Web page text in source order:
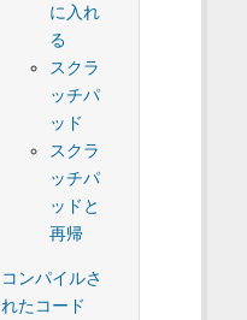
に入れ
る
スクラ
ッチパ
ッド
スクラ
ッチパ
ッドと
再帰
コンパイルさ
れたコード